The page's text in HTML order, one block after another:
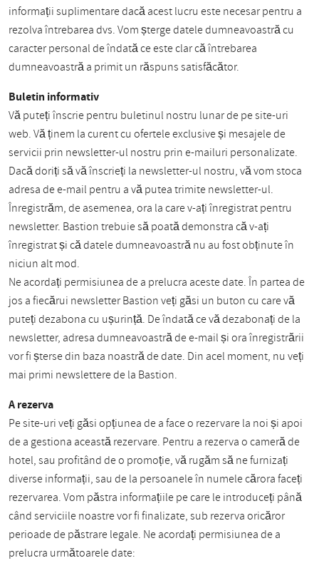
informații suplimentare dacă acest lucru este necesar pentru a
rezolva întrebarea dvs. Vom șterge datele dumneavoastră cu
caracter personal de îndată ce este clar că întrebarea
dumneavoastră a primit un răspuns satisfăcător.
Buletin informativ
Vă puteți înscrie pentru buletinul nostru lunar de pe site-uri
web. Vă ținem la curent cu ofertele exclusive și mesajele de
servicii prin newsletter-ul nostru prin e-mailuri personalizate.
Dacă doriți să vă înscrieți la newsletter-ul nostru, vă vom stoca
adresa de e-mail pentru a vă putea trimite newsletter-ul.
Înregistrăm, de asemenea, ora la care v-ați înregistrat pentru
newsletter. Bastion trebuie să poată demonstra că v-ați
înregistrat și că datele dumneavoastră nu au fost obținute în
niciun alt mod.
Ne acordați permisiunea de a prelucra aceste date. În partea de
jos a fiecărui newsletter Bastion veți găsi un buton cu care vă
puteți dezabona cu ușurință. De îndată ce vă dezabonați de la
newsletter, adresa dumneavoastră de e-mail și ora înregistrării
vor fi șterse din baza noastră de date. Din acel moment, nu veți
mai primi newslettere de la Bastion.
A rezerva
Pe site-uri veți găsi opțiunea de a face o rezervare la noi și apoi
de a gestiona această rezervare. Pentru a rezerva o cameră de
hotel, sau profitând de o promoție, vă rugăm să ne furnizați
diverse informații, sau de la persoanele în numele cărora faceți
rezervarea. Vom păstra informațiile pe care le introduceți până
când serviciile noastre vor fi finalizate, sub rezerva oricăror
perioade de păstrare legale. Ne acordați permisiunea de a
prelucra următoarele date: